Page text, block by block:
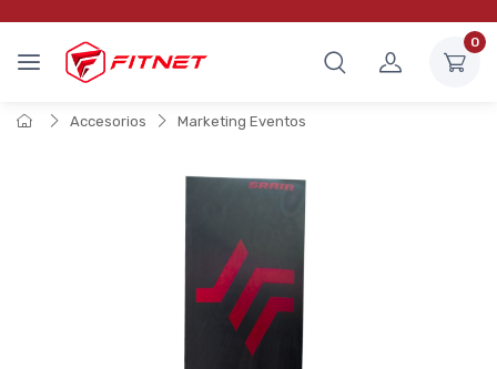
0
Accesorios Marketing Eventos